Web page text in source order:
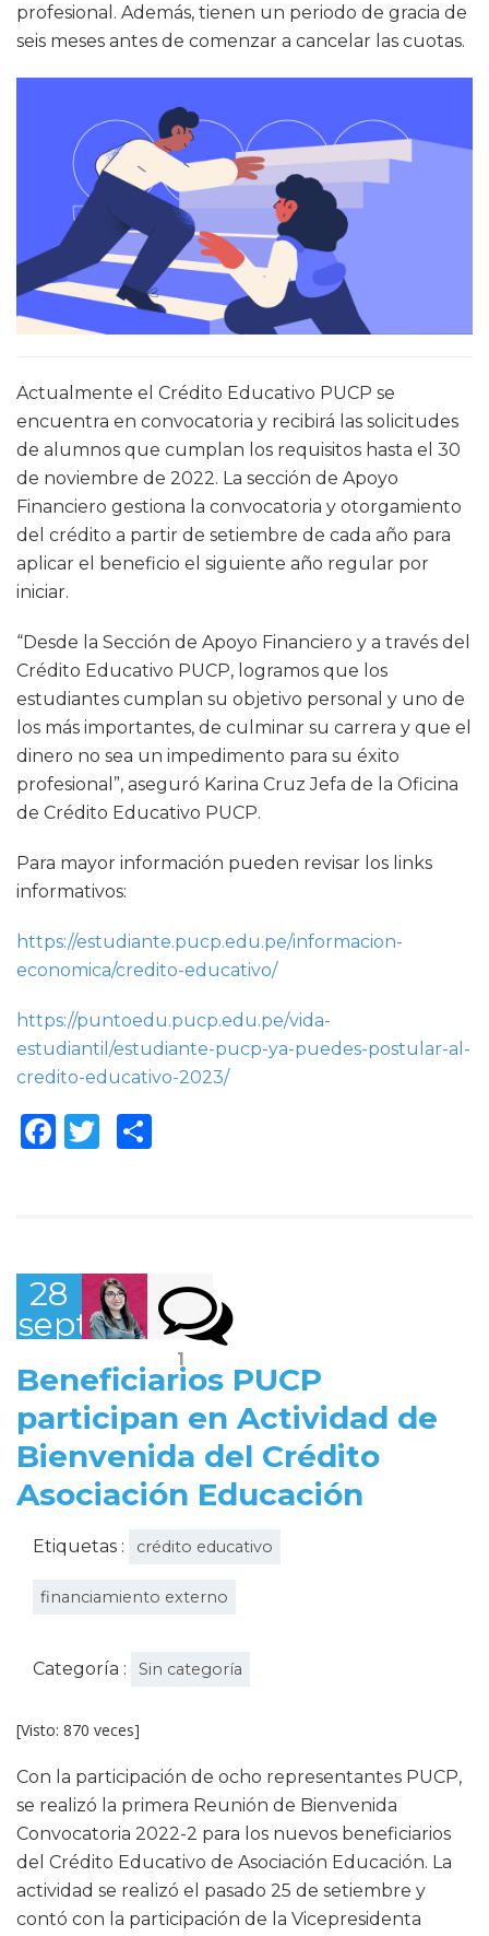
profesional. Además, tienen un periodo de gracia de
seis meses antes de comenzar a cancelar las cuotas.
Actualmente el Crédito Educativo PUCP se
encuentra en convocatoria y recibirá las solicitudes
de alumnos que cumplan los requisitos hasta el 30
de noviembre de 2022. La sección de Apoyo
Financiero gestiona la convocatoria y otorgamiento
del crédito a partir de setiembre de cada año para
aplicar el beneficio el siguiente año regular por
iniciar.
“Desde la Sección de Apoyo Financiero y a través del
Crédito Educativo PUCP, logramos que los
estudiantes cumplan su objetivo personal y uno de
los más importantes, de culminar su carrera y que el
dinero no sea un impedimento para su éxito
profesional”, aseguró Karina Cruz Jefa de la Oficina
de Crédito Educativo PUCP.
Para mayor información pueden revisar los links
informativos:
https://estudiante.pucp.edu.pe/informacion-
economica/credito-educativo/
https://puntoedu.pucp.edu.pe/vida-
estudiantil/estudiante-pucp-ya-puedes-postular-al-
credito-educativo-2023/
Facebook
Twitter
28
septiembre,
1
Beneficiarios PUCP
participan en Actividad de
Bienvenida del Crédito
Asociación Educación
Etiquetas : crédito educativo
financiamiento externo
Categoría : Sin categoría
[Visto: 870 veces]
Con la participación de ocho representantes PUCP,
se realizó la primera Reunión de Bienvenida
Convocatoria 2022-2 para los nuevos beneficiarios
del Crédito Educativo de Asociación Educación. La
actividad se realizó el pasado 25 de setiembre y
contó con la participación de la Vicepresidenta